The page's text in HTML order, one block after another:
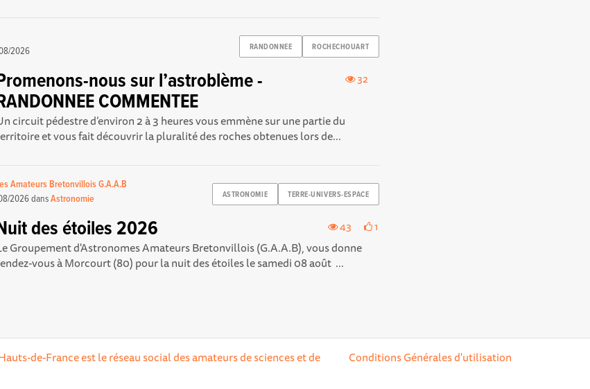
confidentialité, en garantissant la conformité avec les réglementations. Personnalisez vos préférences pour contrôler
RANDONNEE ROCHECHOUART
2026
32
nous sur l’astroblème -
COMMENTEE
circuit pédestre d’environ 2 à 3 heures vous emmène sur une partie du
et vous fait découvrir la pluralité des roches obtenues lors de...
ASTRONOMIE TERRE-UNIVERS-ESPACE
Amateurs Bretonvillois G.A.A.B
2026dansAstronomie
43 1
des étoiles 2026
Groupement d'Astronomes Amateurs Bretonvillois (G.A.A.B), vous donne
vous à Morcourt (80) pour la nuit des étoiles le samedi 08 août ...
Conditions Générales d'utilisation
de-France est le réseau social des amateurs de sciences et de